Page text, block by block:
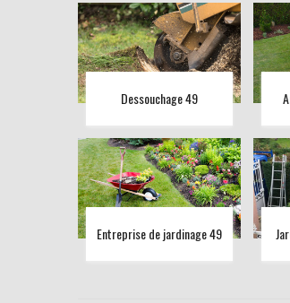
Dessouchage 49
Entreprise de jardinage 49